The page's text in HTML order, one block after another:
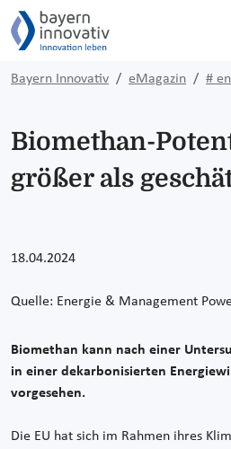
Bayern Innovativ eMagazin #
Biomethan-
größer als
18.04.2024
Quelle: Energie & Management
Biomethan kann nach einer
in einer dekarbonisierten
vorgesehen.
Die EU hat sich im Rahmen ihres